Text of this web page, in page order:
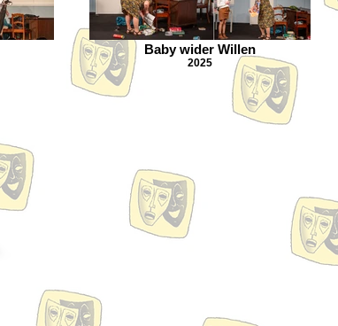
Baby wider Willen
2025